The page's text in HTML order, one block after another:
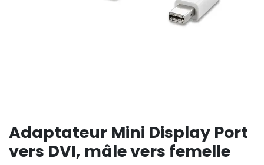
Adaptateur Mini Display Port
vers DVI, mâle vers femelle